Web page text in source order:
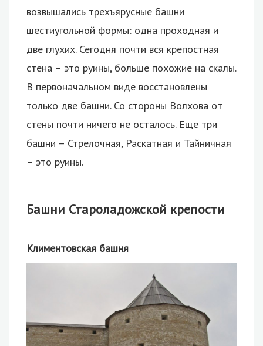
возвышались трехъярусные башни
шестиугольной формы: одна проходная и
две глухих. Сегодня почти вся крепостная
стена – это руины, больше похожие на скалы.
В первоначальном виде восстановлены
только две башни. Со стороны Волхова от
стены почти ничего не осталось. Еще три
башни – Стрелочная, Раскатная и Тайничная
– это руины.
Башни Староладожской крепости
Климентовская башня